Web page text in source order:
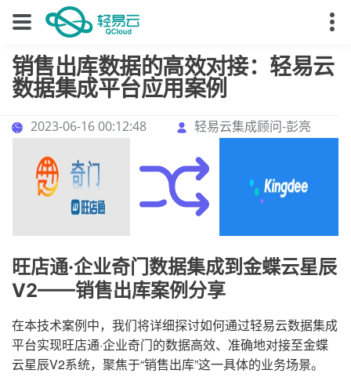
销售出库数据的高效对接：轻易云
数据集成平台应用案例
2023-06-16 00:12:48 轻易云集成顾问-彭亮
旺店通·企业奇门数据集成到金蝶云星辰
V2——销售出库案例分享
在本技术案例中，我们将详细探讨如何通过轻易云数据集成
平台实现旺店通·企业奇门的数据高效、准确地对接至金蝶
云星辰V2系统，聚焦于“销售出库”这一具体的业务场景。